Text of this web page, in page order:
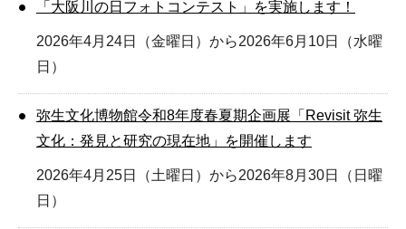
「大阪川の日フォトコンテスト」を実施します！
2026年4月24日（金曜日）から2026年6月10日（水曜
日）
弥生文化博物館令和8年度春夏期企画展「Revisit 弥生
文化：発見と研究の現在地」を開催します
2026年4月25日（土曜日）から2026年8月30日（日曜
日）